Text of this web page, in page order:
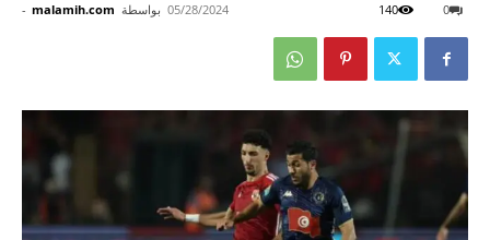
بواسطة malamih.com
- 05/28/2024 0
140